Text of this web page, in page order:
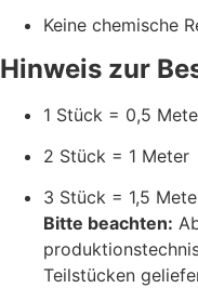
Keine chemische
Hinweis zur
1 Stück = 0,5
2 Stück = 1 Meter
3 Stück = 1,5
Bitte beachten:
Teilstücken